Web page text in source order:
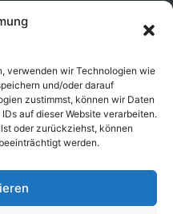
verwenden wir Technologien wie
und/oder darauf
zustimmst, können wir Daten
auf dieser Website verarbeiten.
oder zurückziehst, können
werden.